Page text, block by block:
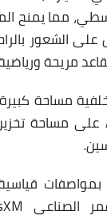
مما يمنح
الشعور
مريحة
مساحة كبيرة